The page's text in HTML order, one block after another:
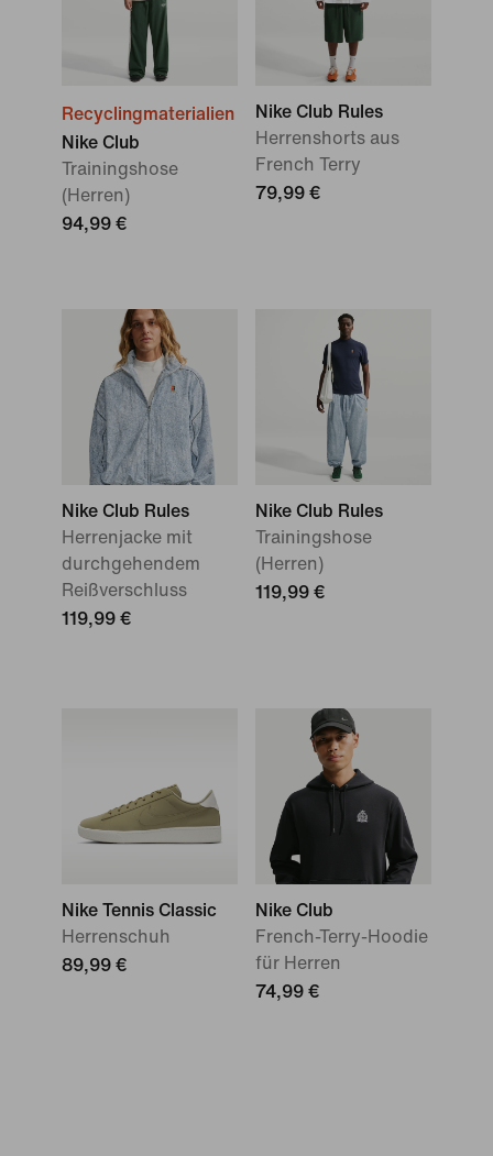
Recyclingmaterialien
Nike Club
Trainingshose
(Herren)
94,99 €
Nike Club Rules
Herrenshorts aus
French Terry
79,99 €
Nike Club Rules
Herrenjacke mit
durchgehendem
Reißverschluss
119,99 €
Nike Club Rules
Trainingshose
(Herren)
119,99 €
Nike Tennis Classic
Herrenschuh
89,99 €
Nike Club
French-Terry-Hoodie
für Herren
74,99 €